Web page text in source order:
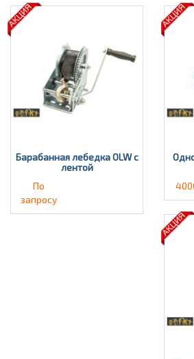
Барабанная лебедка OLW с
лентой
По
запросу